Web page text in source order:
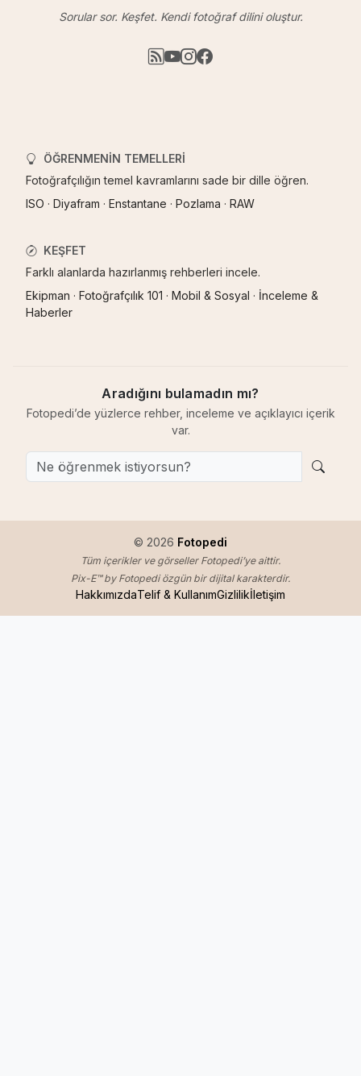
Sorular sor. Keşfet. Kendi fotoğraf dilini oluştur.
ÖĞRENMENIN TEMELLERI
Fotoğrafçılığın temel kavramlarını sade bir dille öğren.
ISO · Diyafram · Enstantane · Pozlama · RAW
KEŞFET
Farklı alanlarda hazırlanmış rehberleri incele.
Ekipman · Fotoğrafçılık 101 · Mobil & Sosyal · İnceleme &
Haberler
Aradığını bulamadın mı?
Fotopedi’de yüzlerce rehber, inceleme ve açıklayıcı içerik
var.
© 2026 Fotopedi
Tüm içerikler ve görseller Fotopedi’ye aittir.
Pix-E™ by Fotopedi özgün bir dijital karakterdir.
HakkımızdaTelif & KullanımGizlilikİletişim